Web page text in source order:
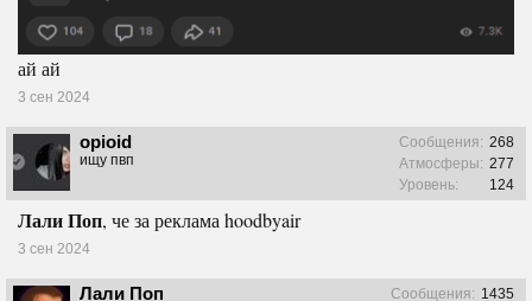
ай ай
3 сен 2024
opioid
ищу пвп
Сообщения: 268
Атмосферы: 277
Уровень:
124
Лали Поп, че за реклама hoodbyair
3 сен 2024
Лали Поп Сообщения: 1435